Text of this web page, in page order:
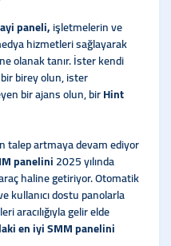
paneli,işletmelerin ve
hizmetleri sağlayarak
olanak tanır. İster kendi
birey olun, ister
bir ajans olun, birHint
talep artmaya devam ediyor
panelini2025 yılında
haline getiriyor. Otomatik
kullanıcı dostu panolarla
aracılığıyla gelir elde
en iyi SMM panelini